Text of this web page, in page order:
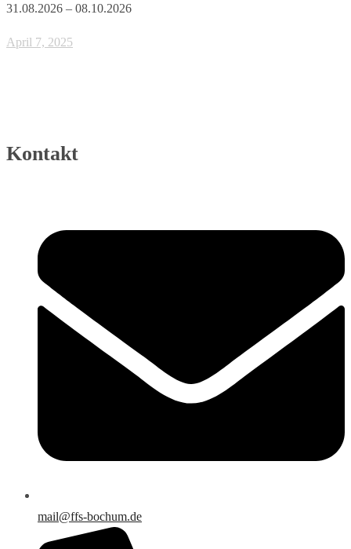
31.08.2026 – 08.10.2026
April 7, 2025
Kontakt
mail@ffs-bochum.de